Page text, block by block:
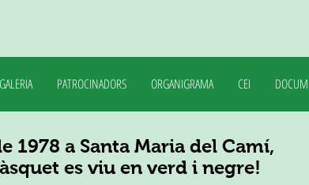
GALERIA PATROCINADORS ORGANIGRAMA CEI
1978 a Santa Maria del Camí,
es viu en verd i negre!